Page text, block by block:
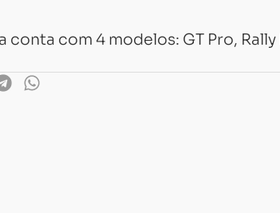
com 4 modelos: GT Pro,